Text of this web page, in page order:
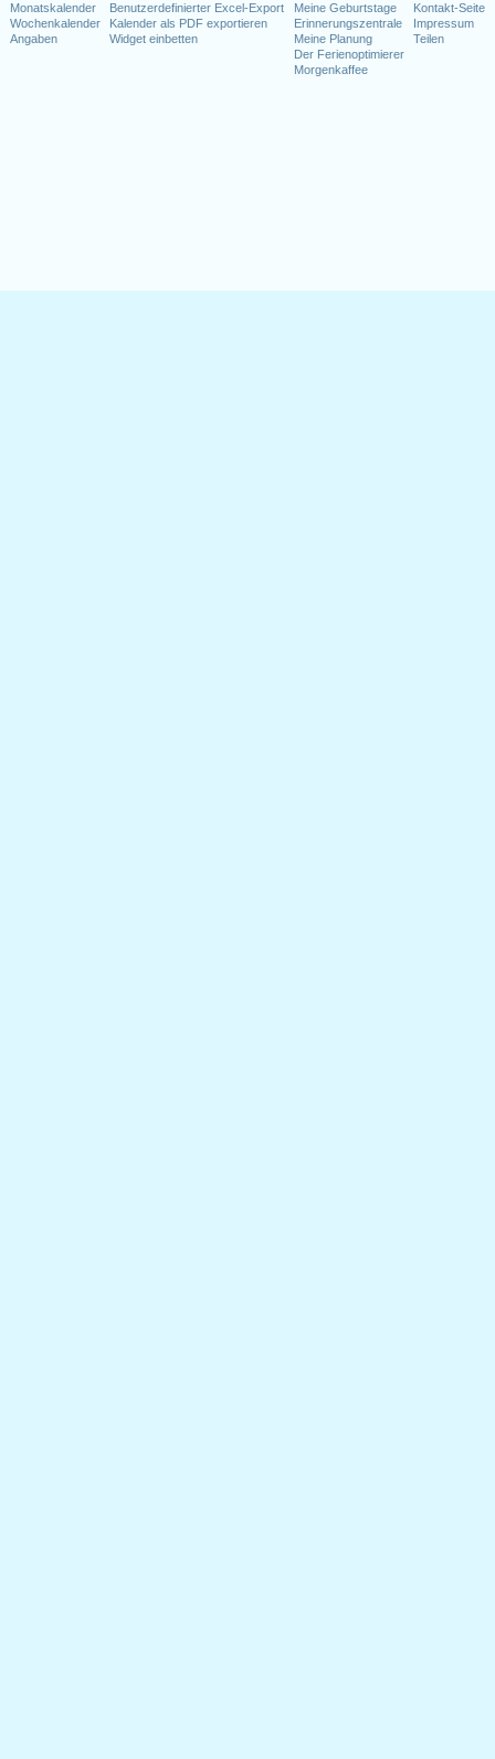
Monatskalender
Wochenkalender
Angaben
Benutzerdefinierter Excel-Export
Kalender als PDF exportieren
Widget einbetten
Meine Geburtstage
Erinnerungszentrale
Meine Planung
Der Ferienoptimierer
Morgenkaffee
Kontakt-Seite
Impressum
Teilen